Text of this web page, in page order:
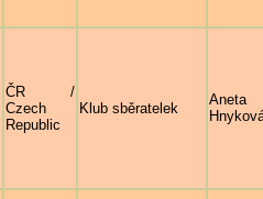
ČR /
Czech
Republic
Klub sběratelek
Aneta